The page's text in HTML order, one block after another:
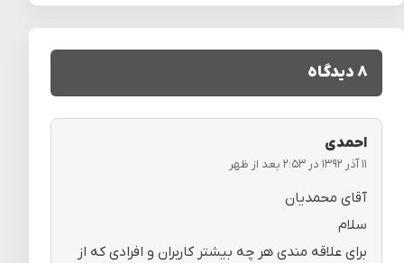
۸ دیدگاه
احمدی
۱۱ آذر ۱۳۹۲ در ۲:۵۳ بعد از ظهر
آقای محمدیان
سلام
برای علاقه مندی هر چه بیشتر کاربران و افرادی که از